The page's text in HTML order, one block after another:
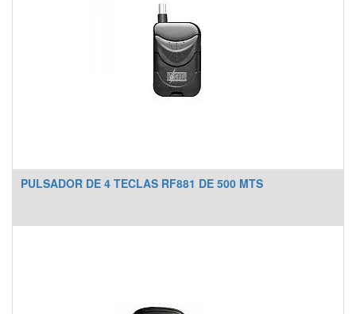
PULSADOR DE 4 TECLAS RF881 DE 500 MTS